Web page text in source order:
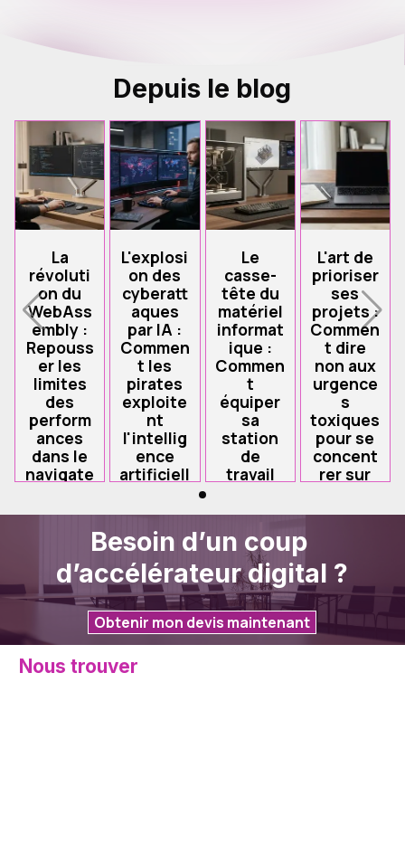
Depuis le blog
La
révoluti
on du
WebAss
embly :
Repouss
er les
limites
des
perform
ances
dans le
navigate
Mohamed BABA ALI
07/08/26
L'explosi
on des
cyberatt
aques
par IA :
Commen
t les
pirates
exploite
nt
l'intellig
ence
artificiell
parades
Mohamed BABA ALI
06/08/26
Le
casse-
tête du
matériel
informat
ique :
Commen
t
équiper
sa
station
de
travail
prix
Mohamed BABA ALI
05/08/26
L'art de
prioriser
ses
projets :
Commen
t dire
non aux
urgence
s
toxiques
pour se
concent
rer sur
el
Besoin d’un coup
d’accélérateur digital ?
Obtenir mon devis maintenant
Nous trouver